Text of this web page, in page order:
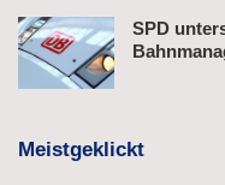
SPD
Meistgeklickt